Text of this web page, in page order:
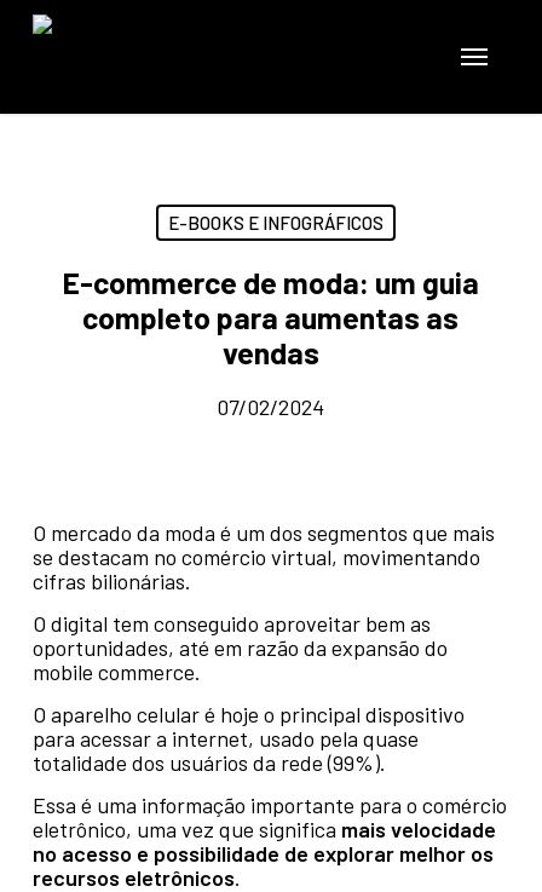
Skip
Menu
E-BOOKS E INFOGRÁFICOS
E-commerce de moda: um guia
completo para aumentas as
vendas
07/02/2024
O mercado da moda é um dos segmentos que mais
se destacam no comércio virtual, movimentando
cifras bilionárias.
O digital tem conseguido aproveitar bem as
oportunidades, até em razão da expansão do
mobile commerce.
O aparelho celular é hoje o principal dispositivo
para acessar a internet, usado pela quase
totalidade dos usuários da rede (99%).
Essa é uma informação importante para o comércio
eletrônico, uma vez que significa mais velocidade
no acesso e possibilidade de explorar melhor os
recursos eletrônicos.